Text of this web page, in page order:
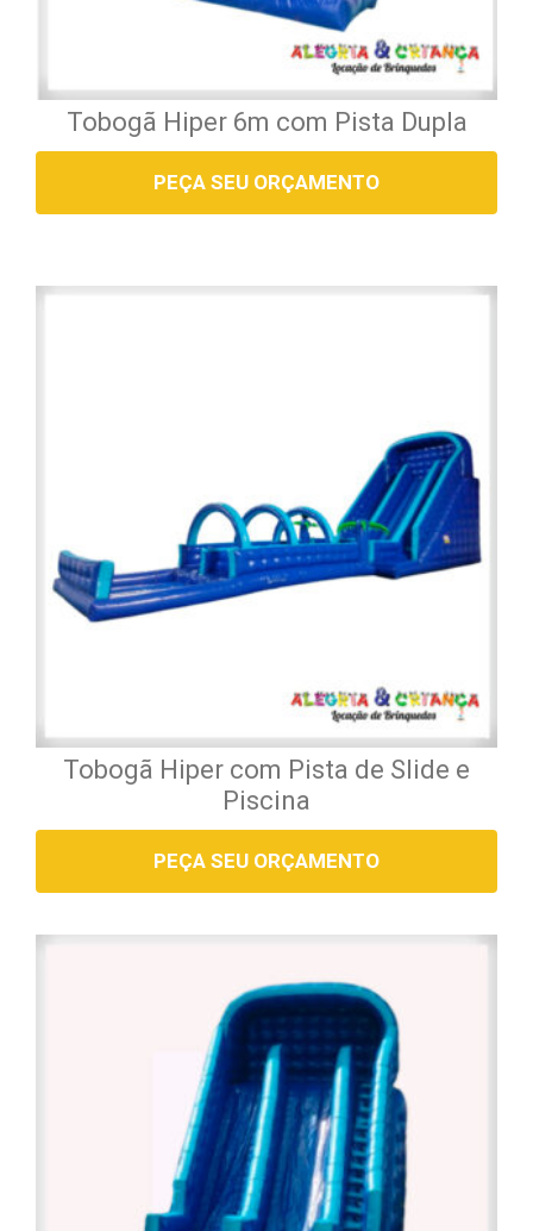
Tobogã Hiper 6m com Pista Dupla
PEÇA SEU ORÇAMENTO
Tobogã Hiper com Pista de Slide e
Piscina
PEÇA SEU ORÇAMENTO